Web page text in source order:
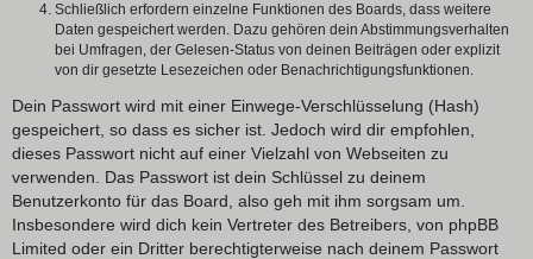
Schließlich erfordern einzelne Funktionen des Boards, dass weitere
Daten gespeichert werden. Dazu gehören dein Abstimmungsverhalten
bei Umfragen, der Gelesen-Status von deinen Beiträgen oder explizit
von dir gesetzte Lesezeichen oder Benachrichtigungsfunktionen.
Dein Passwort wird mit einer Einwege-Verschlüsselung (Hash)
gespeichert, so dass es sicher ist. Jedoch wird dir empfohlen,
dieses Passwort nicht auf einer Vielzahl von Webseiten zu
verwenden. Das Passwort ist dein Schlüssel zu deinem
Benutzerkonto für das Board, also geh mit ihm sorgsam um.
Insbesondere wird dich kein Vertreter des Betreibers, von phpBB
Limited oder ein Dritter berechtigterweise nach deinem Passwort